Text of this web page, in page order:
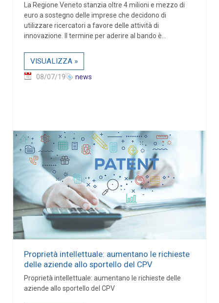
La Regione Veneto stanzia oltre 4 milioni e mezzo di
euro a sostegno delle imprese che decidono di
utilizzare ricercatori a favore delle attività di
innovazione. Il termine per aderire al bando è...
VISUALIZZA »
08/07/19 news
Proprietà intellettuale: aumentano le richieste
delle aziende allo sportello del CPV
Proprietà intellettuale: aumentano le richieste delle
aziende allo sportello del CPV